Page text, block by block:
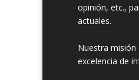
opinión, etc.,
actuales.
Nuestra misión
excelencia de